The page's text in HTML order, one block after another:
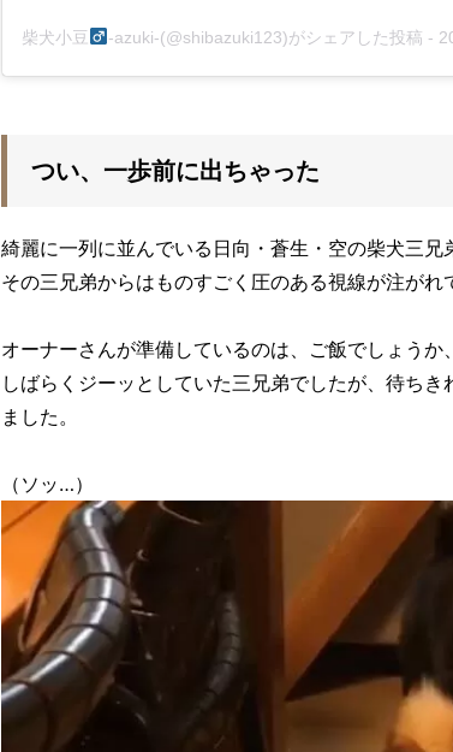
柴犬小豆 -azuki-(@shibazuki123)がシェアした投稿 -
つい、一歩前に出ちゃった
綺麗に一列に並んでいる日向・蒼生・空の柴犬三兄
その三兄弟からはものすごく圧のある視線が注がれ
オーナーさんが準備しているのは、ご飯でしょうか
しばらくジーッとしていた三兄弟でしたが、待ち
ました。
（ソッ…）